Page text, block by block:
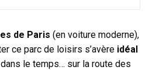
de Paris (en voiture moderne),
ce parc de loisirs s’avère idéal
le temps… sur la route des